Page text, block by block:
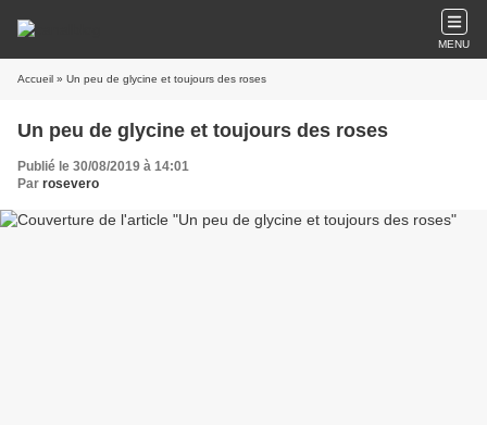
MENU
Accueil » Un peu de glycine et toujours des roses
Un peu de glycine et toujours des roses
Publié le 30/08/2019 à 14:01
Par rosevero